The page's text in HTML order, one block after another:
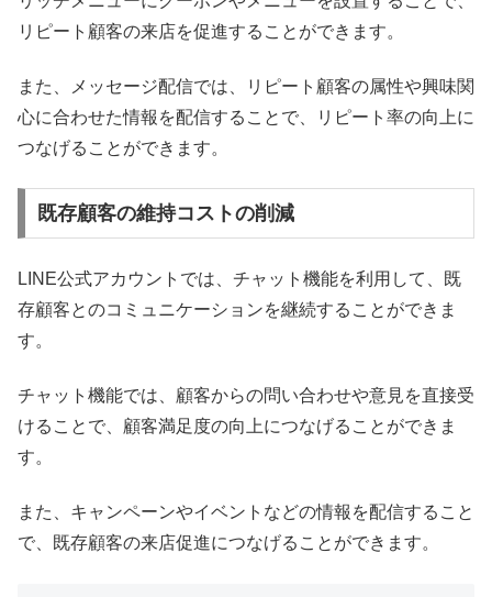
リピート顧客の来店を促進することができます。
また、メッセージ配信では、リピート顧客の属性や興味関
心に合わせた情報を配信することで、リピート率の向上に
つなげることができます。
既存顧客の維持コストの削減
LINE公式アカウントでは、チャット機能を利用して、既
存顧客とのコミュニケーションを継続することができま
す。
チャット機能では、顧客からの問い合わせや意見を直接受
けることで、顧客満足度の向上につなげることができま
す。
また、キャンペーンやイベントなどの情報を配信すること
で、既存顧客の来店促進につなげることができます。